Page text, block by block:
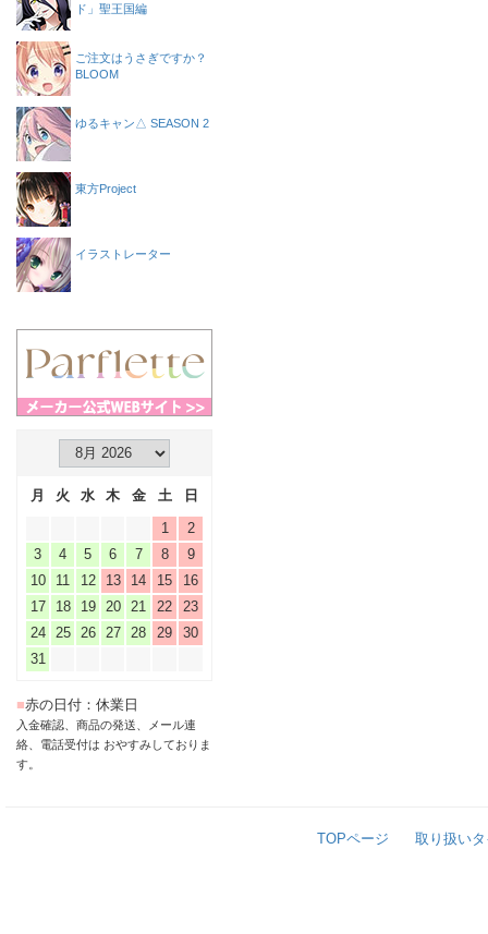
ド」聖王国編
ご注文はうさぎですか？
BLOOM
ゆるキャン△ SEASON 2
東方Project
イラストレーター
月 火 水 木 金 土
日
1
2
3
4 5 6 7 8
9
10
11 12 13 14 15
16
17
18 19 20 21 22
23
24
25 26 27 28 29
30
31
■赤の日付：休業日
入金確認、商品の発送、メール連
絡、電話受付は おやすみしておりま
す。
TOPページ 取り扱い